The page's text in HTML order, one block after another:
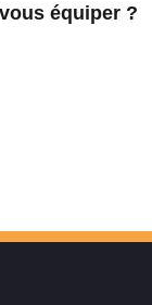
équiper ?